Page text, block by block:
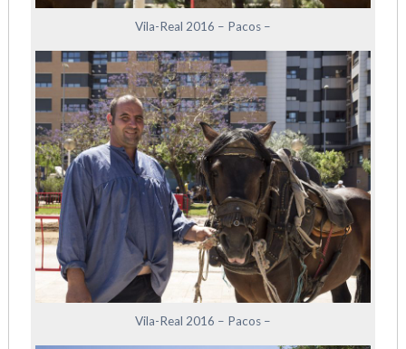
Vila-Real 2016 – Pacos –
Vila-Real 2016 – Pacos –